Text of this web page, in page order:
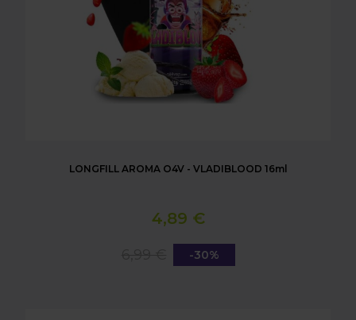
LONGFILL AROMA O4V - VLADIBLOOD 16ml
4,89 €
-30%